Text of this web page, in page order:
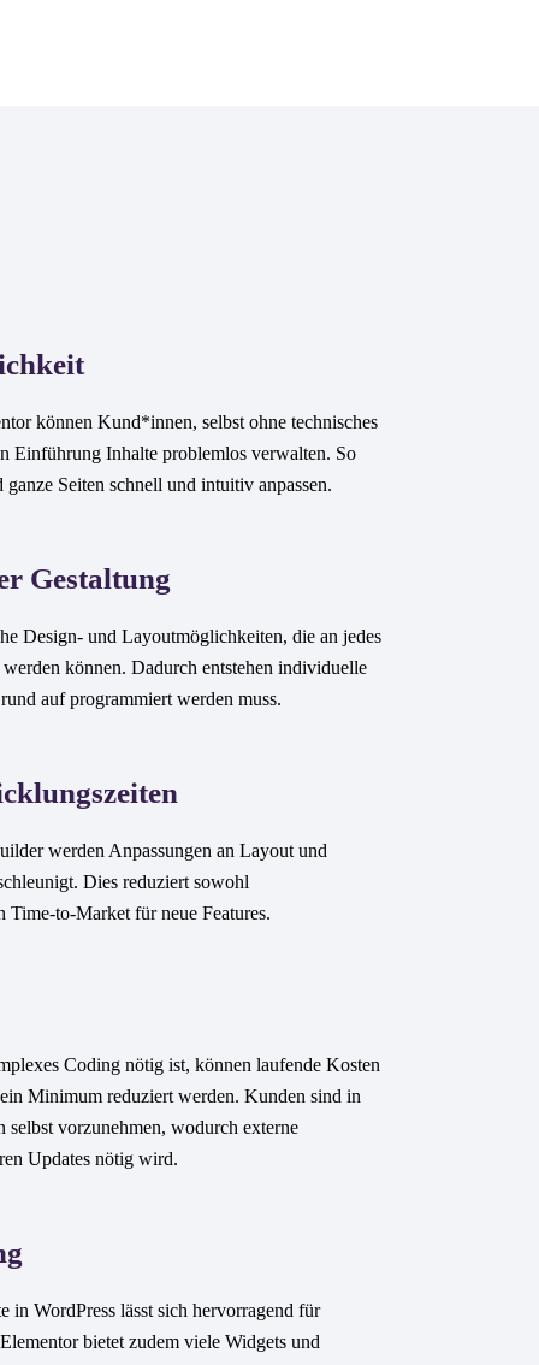
können Kund*innen, selbst ohne technisches
Einführung Inhalte problemlos verwalten. So
Seiten schnell und intuitiv anpassen.
Gestaltung
Design- und Layoutmöglichkeiten, die an jedes
können. Dadurch entstehen individuelle
auf programmiert werden muss.
werden Anpassungen an Layout und
Dies reduziert sowohl
Time-to-Market für neue Features.
Coding nötig ist, können laufende Kosten
Minimum reduziert werden. Kunden sind in
selbst vorzunehmen, wodurch externe
Updates nötig wird.
in WordPress lässt sich hervorragend für
bietet zudem viele Widgets und